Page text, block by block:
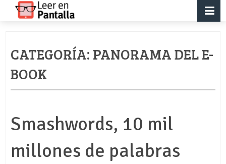
CATEGORÍA: PANORAMA DEL E-
BOOK
Smashwords, 10 mil
millones de palabras